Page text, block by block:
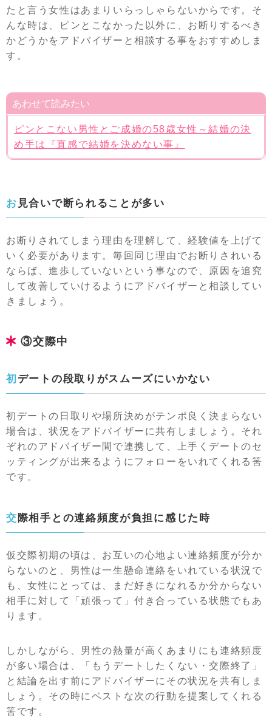
たと言う女性はあまりいらっしゃらないからです。そ
んな時は、ピンとこなかった以外に、お断りするべき
かどうかをアドバイザーと相談する事をおすすめしま
す。
あわせて読みたい
ピンとこない男性とご成婚の58歳女性～結婚の決
め手は『直感で結婚を決めない事』
お見合いで断られることが多い
お断りされてしまう理由を理解して、経験値を上げて
いく必要があります。毎回同じ理由でお断りされいる
ならば、進歩していないという事なので、原因を追究
して改善していけるようにアドバイザーと相談してい
きましょう。
③交際中
初デートの段取りがスムーズにいかない
初デートの日取りや場所決めがテンポ良く決まらない
場合は、状況をアドバイザーに共有しましょう。それ
ぞれのアドバイザー間で連携して、上手くデートのセ
ッティングが出来るようにフォローをいれてくれる筈
です。
交際相手との連絡頻度が負担に感じた時
仮交際初期の頃は、お互いの心地よい連絡頻度が分か
らないのと、男性は一生懸命連絡をいれている状況で
も、女性にとっては、まだ好きになれるか分からない
相手に対して「頑張って」付き合っている状態でもあ
ります。
しかしながら、男性の熱量が高くあまりにも連絡頻度
が多い場合は、「もうデートしたくない・交際終了」
と結論を出す前にアドバイザーにその状況を共有しま
しょう。その時にベストな次の行動を提案してくれる
筈です。